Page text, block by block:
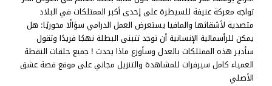
تواجه معركة عنيفة للسيطرة على إحدى أكبر الممتلكات في البلاد
متصدية لأشقائها والمافيا يستعرض العمل الدرامي سؤالًا محوريًا: هل
يمكن للرأسمالية الإنسانية أن توجد تتبنى البطلة نهجًا فريدًا وتقول
سأدير هذه الممتلكات بالعدل وسأوزع ماذا يحدث ! جميع حلقات النقطة
العمياء كامل سيرفرات للمشاهدة والتنزيل مجاني على موقع قصة عشق
الأصلي